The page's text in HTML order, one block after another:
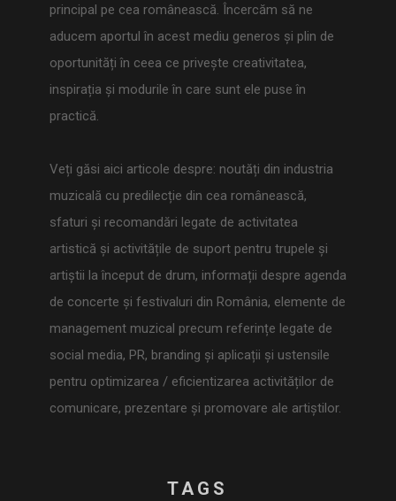
principal pe cea românească. Încercăm să ne
aducem aportul în acest mediu generos și plin de
oportunități în ceea ce privește creativitatea,
inspirația și modurile în care sunt ele puse în
practică.
Veți găsi aici articole despre: noutăți din industria
muzicală cu predilecție din cea românească,
sfaturi și recomandări legate de activitatea
artistică și activitățile de suport pentru trupele și
artiștii la început de drum, informații despre agenda
de concerte și festivaluri din România, elemente de
management muzical precum referințe legate de
social media, PR, branding și aplicații și ustensile
pentru optimizarea / eficientizarea activităților de
comunicare, prezentare și promovare ale artiștilor.
TAGS